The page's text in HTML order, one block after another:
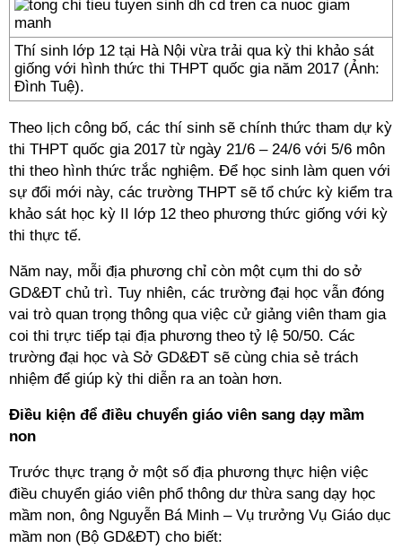
Thí sinh lớp 12 tại Hà Nội vừa trải qua kỳ thi khảo sát
giống với hình thức thi THPT quốc gia năm 2017 (Ảnh:
Đình Tuệ).
Theo lịch công bố, các thí sinh sẽ chính thức tham dự kỳ
thi THPT quốc gia 2017 từ ngày 21/6 – 24/6 với 5/6 môn
thi theo hình thức trắc nghiệm. Để học sinh làm quen với
sự đổi mới này, các trường THPT sẽ tổ chức kỳ kiểm tra
khảo sát học kỳ II lớp 12 theo phương thức giống với kỳ
thi thực tế.
Năm nay, mỗi địa phương chỉ còn một cụm thi do sở
GD&ĐT chủ trì. Tuy nhiên, các trường đại học vẫn đóng
vai trò quan trọng thông qua việc cử giảng viên tham gia
coi thi trực tiếp tại địa phương theo tỷ lệ 50/50. Các
trường đại học và Sở GD&ĐT sẽ cùng chia sẻ trách
nhiệm để giúp kỳ thi diễn ra an toàn hơn.
Điều kiện để điều chuyển giáo viên sang dạy mầm
non
Trước thực trạng ở một số địa phương thực hiện việc
điều chuyển giáo viên phổ thông dư thừa sang dạy học
mầm non, ông Nguyễn Bá Minh – Vụ trưởng Vụ Giáo dục
mầm non (Bộ GD&ĐT) cho biết: